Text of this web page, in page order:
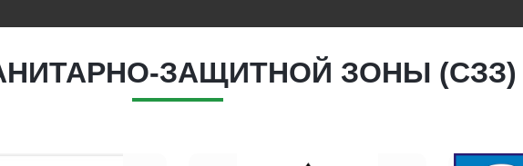
ЗАЩИТНОЙ ЗОНЫ (СЗЗ)